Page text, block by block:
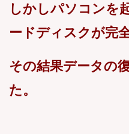
しかしパソコンを
ードディスクが完
その結果データの
た。